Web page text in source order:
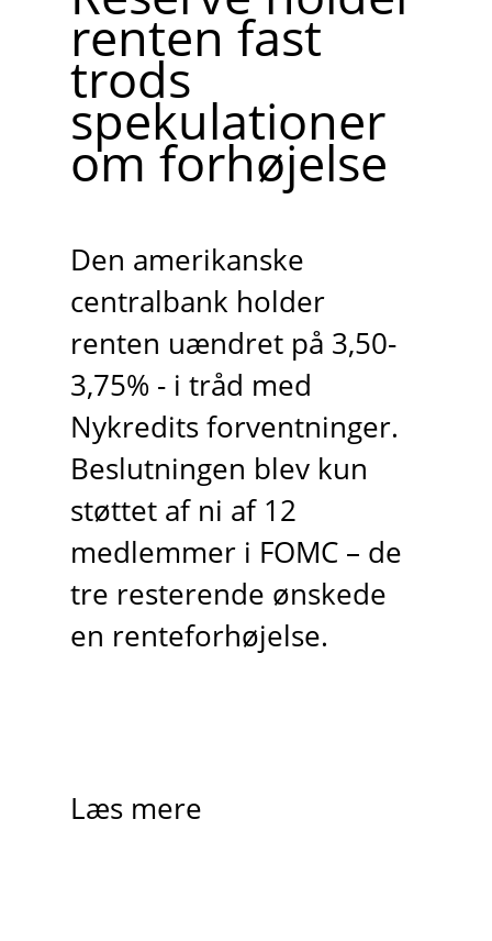
renten fast
trods
spekulationer
om forhøjelse
Den amerikanske
centralbank holder
renten uændret på 3,50-
3,75% - i tråd med
Nykredits forventninger.
Beslutningen blev kun
støttet af ni af 12
medlemmer i FOMC – de
tre resterende ønskede
en renteforhøjelse.
Læs mere